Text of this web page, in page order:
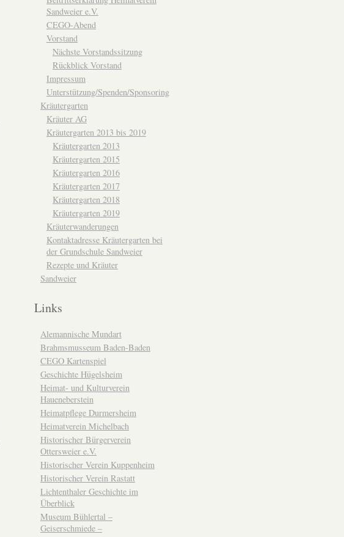
Sandweier e.V.
CEGO-Abend
Vorstand
Nächste Vorstandssitzung
Rückblick Vorstand
Impressum
Unterstützung/Spenden/Sponsoring
Kräutergarten
Kräuter AG
Kräutergarten 2013 bis 2019
Kräutergarten 2013
Kräutergarten 2015
Kräutergarten 2016
Kräutergarten 2017
Kräutergarten 2018
Kräutergarten 2019
Kräuterwanderungen
Kontaktadresse Kräutergarten bei
der Grundschule Sandweier
Rezepte und Kräuter
Sandweier
Links
Alemannische Mundart
Brahmsmusseum Baden-Baden
CEGO Kartenspiel
Geschichte Hügelsheim
Heimat- und Kulturverein
Haueneberstein
Heimatpflege Durmersheim
Heimatverein Michelbach
Historischer Bürgerverein
Ottersweier e.V.
Historischer Verein Kuppenheim
Historischer Verein Rastatt
Lichtenthaler Geschichte im
Überblick
Museum Bühlertal –
Geiserschmiede –